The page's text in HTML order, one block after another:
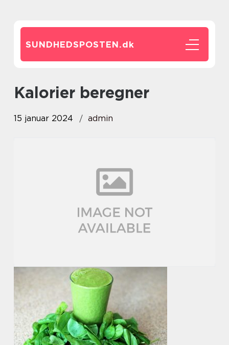
SUNDHEDSPOSTEN.dk
kalorier beregner
15 januar 2024 admin